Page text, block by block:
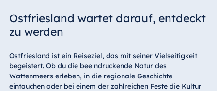
Ostfriesland wartet darauf, entdeckt
zu werden
Ostfriesland ist ein Reiseziel, das mit seiner Vielseitigkeit
begeistert. Ob du die beeindruckende Natur des
Wattenmeers erleben, in die regionale Geschichte
eintauchen oder bei einem der zahlreichen Feste die Kultur